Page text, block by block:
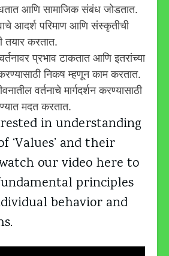
आणि सामाजिक संबंध जोडतात.
आदर्श परिमाण आणि संस्कृतीची
तयार करतात.
प्रभाव टाकतात आणि इतरांच्या
निकष म्हणून काम करतात.
वर्तनाचे मार्गदर्शन करण्यासाठी
मदत करतात.
in understanding
‘Values’ and their
our video here to
principles
behavior and